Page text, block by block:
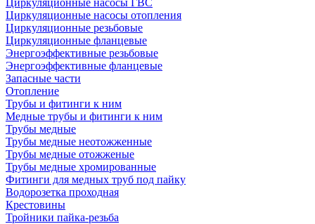
Циркуляционные насосы отопления
Циркуляционные резьбовые
Циркуляционные фланцевые
Энергоэффективные резьбовые
Энергоэффективные фланцевые
Запасные части
Отопление
Трубы и фитинги к ним
Медные трубы и фитинги к ним
Трубы медные
Трубы медные неотожженные
Трубы медные отожженые
Трубы медные хромированные
Фитинги для медных труб под пайку
Водорозетка проходная
Крестовины
Тройники пайка-резьба